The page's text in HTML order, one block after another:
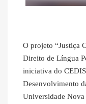
O projeto “Justiça
Direito de Língua
iniciativa do
Desenvolvimento
Universidade